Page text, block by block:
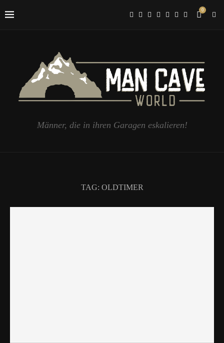
0
Männer, die in ihren Garagen eskalieren!
TAG: OLDTIMER